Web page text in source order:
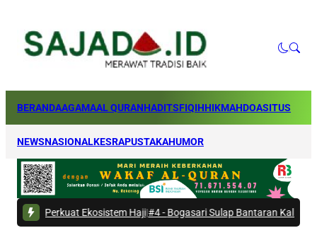
BERANDAAGAMAAL QURANHADITSFIQIHHIKMAHDOASITUS
NEWSNASIONALKESRAPUSTAKAHUMOR
Ekosistem Haji|#4 -Bogasari Sulap Bantaran Kali Kresek Jadi